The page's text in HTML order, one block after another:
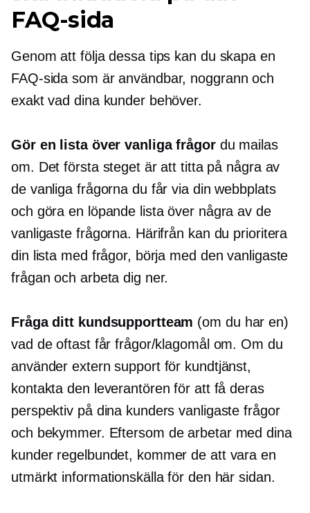
FAQ-sida
Genom att följa dessa tips kan du skapa en
FAQ-sida som är användbar, noggrann och
exakt vad dina kunder behöver.
Gör en lista över vanliga frågordu mailas
om. Det första steget är att titta på några av
de vanliga frågorna du får via din webbplats
och göra en löpande lista över några av de
vanligaste frågorna. Härifrån kan du prioritera
din lista med frågor, börja med den vanligaste
frågan och arbeta dig ner.
Fråga ditt kundsupportteam (om du har en)
vad de oftast får frågor/klagomål om. Om du
använder extern support för kundtjänst,
kontakta den leverantören för att få deras
perspektiv på dina kunders vanligaste frågor
och bekymmer. Eftersom de arbetar med dina
kunder regelbundet, kommer de att vara en
utmärkt informationskälla för den här sidan.